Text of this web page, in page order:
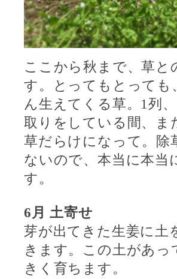
ここから秋まで、草と
す。とってもとっても
ん生えてくる草。 1列、
取りをしている間、ま
草だらけになって。除
ないので、本当に本当
す。
6 月 土寄せ
芽が出てきた生姜に土
きます。この土があっ
きく育ちます。